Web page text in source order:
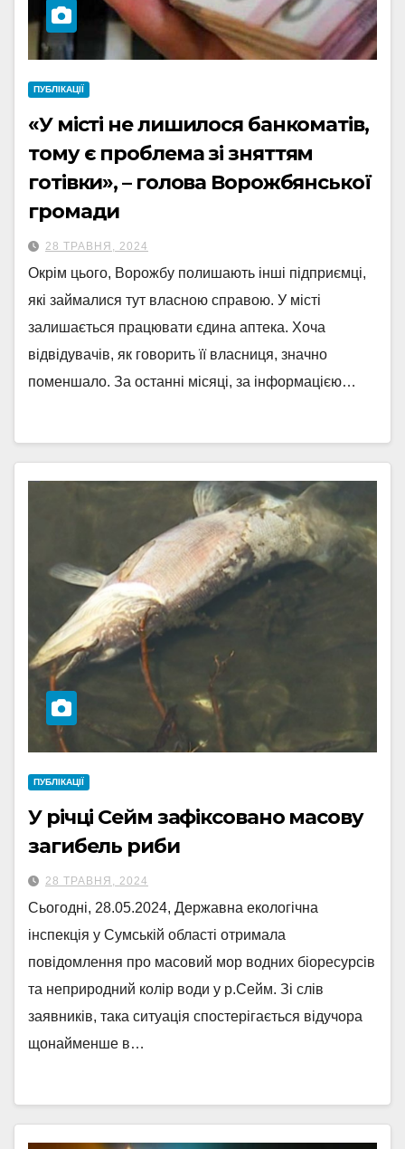
ПУБЛІКАЦІЇ
«У місті не лишилося банкоматів,
тому є проблема зі зняттям
готівки», – голова Ворожбянської
громади
28 ТРАВНЯ, 2024
Окрім цього, Ворожбу полишають інші підприємці,
які займалися тут власною справою. У місті
залишається працювати єдина аптека. Хоча
відвідувачів, як говорить її власниця, значно
поменшало. За останні місяці, за інформацією…
ПУБЛІКАЦІЇ
У річці Сейм зафіксовано масову
загибель риби
28 ТРАВНЯ, 2024
Сьогодні, 28.05.2024, Державна екологічна
інспекція у Сумській області отримала
повідомлення про масовий мор водних біоресурсів
та неприродний колір води у р.Сейм. Зі слів
заявників, така ситуація спостерігається відучора
щонайменше в…